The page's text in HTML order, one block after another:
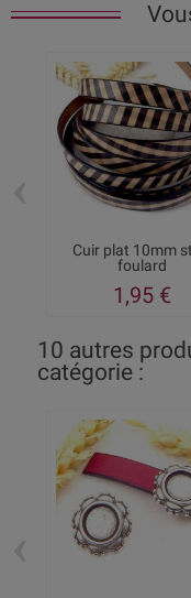
Cuir plat 10mm
foulard
1,95 €
10 autres
catégorie :